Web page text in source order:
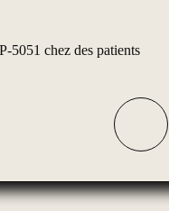
5051 chez des patients